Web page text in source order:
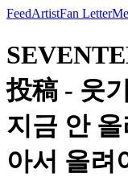
FeedArtistFan Letter
投稿 - 웃
지금 안
아서 올려